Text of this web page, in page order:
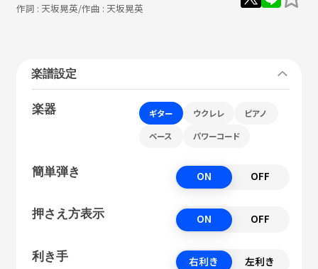
作詞 : 天坂晃英/作曲 : 天坂晃英
楽譜設定
楽器 ギター ウクレレ ピアノ
ベース パワーコード
簡単弾き ON OFF
押さえ方表示 ON OFF
利き手 右利き 左利き